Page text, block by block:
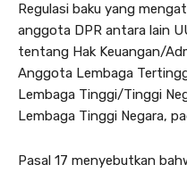
Regulasi baku yang
anggota DPR antara lain
tentang Hak Keuangan/
Anggota Lembaga
Lembaga Tinggi/Tinggi
Lembaga Tinggi Negara,
Pasal 17 menyebutkan